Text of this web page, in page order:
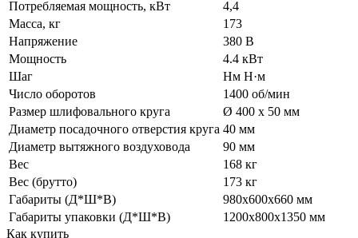
Потребляемая мощность, кВт
4,4
Масса, кг
173
Напряжение
380 В
Мощность
4.4 кВт
Шаг
Нм H·м
Число оборотов
1400 об/мин
Размер шлифовального круга
Ø 400 x 50 мм
Диаметр посадочного отверстия круга 40 мм
Диаметр вытяжного воздуховода
90 мм
Вес
168 кг
Вес (брутто)
173 кг
Габариты (Д*Ш*В)
980x600x660 мм
Габариты упаковки (Д*Ш*В)
1200х800х1350 мм
Как купить